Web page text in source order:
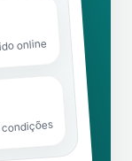
online